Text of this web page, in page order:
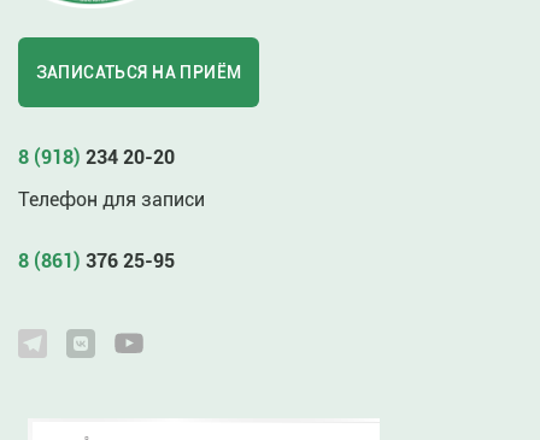
ЗАПИСАТЬСЯ НА ПРИЁМ
8 (918) 234 20-20
Телефон для записи
8 (861) 376 25-95